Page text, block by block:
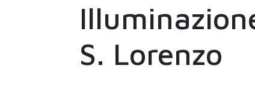
S. Lorenzo